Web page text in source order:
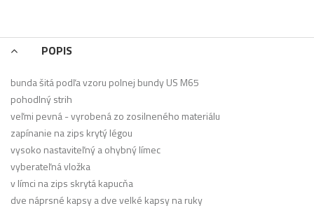
POPIS
bunda šitá podľa vzoru polnej bundy US M65
pohodlný strih
veľmi pevná - vyrobená zo zosilneného materiálu
zapínanie na zips krytý légou
vysoko nastaviteľný a ohybný límec
vyberateľná vložka
v límci na zips skrytá kapucňa
dve náprsné kapsy a dve velké kapsy na ruky